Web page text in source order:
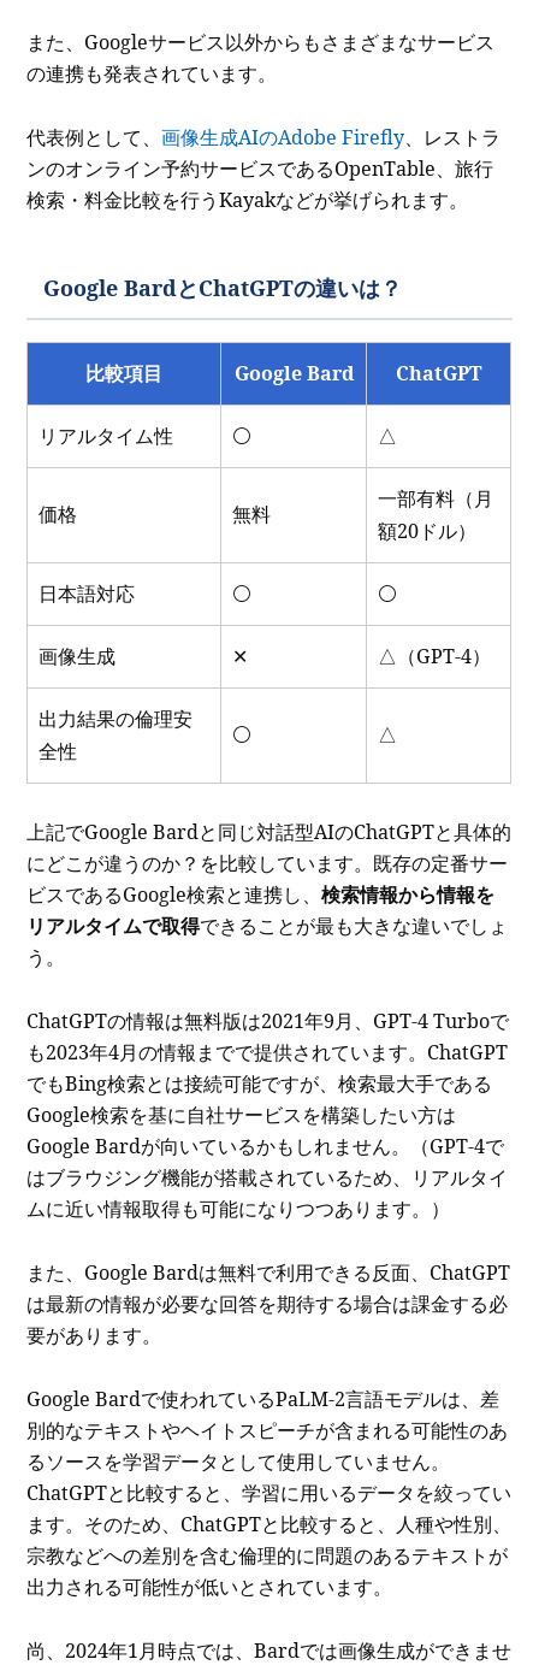
また、Googleサービス以外からもさまざまなサービス
の連携も発表されています。
代表例として、画像生成AIのAdobe Firefly、レストラ
ンのオンライン予約サービスであるOpenTable、旅行
検索・料金比較を行うKayakなどが挙げられます。
Google BardとChatGPTの違いは？
比較項目 Google Bard ChatGPT
リアルタイム性 ⚪️ △
価格 無料
一部有料（月
額20ドル）
日本語対応 ⚪️ ⚪️
画像生成 ✕ △（GPT-4）
出力結果の倫理安
全性
⚪️ △
上記でGoogle Bardと同じ対話型AIのChatGPTと具体的
にどこが違うのか？を比較しています。既存の定番サー
ビスであるGoogle検索と連携し、検索情報から情報を
リアルタイムで取得できることが最も大きな違いでしょ
う。
ChatGPTの情報は無料版は2021年9月、GPT-4 Turboで
も2023年4月の情報までで提供されています。ChatGPT
でもBing検索とは接続可能ですが、検索最大手である
Google検索を基に自社サービスを構築したい方は
Google Bardが向いているかもしれません。（GPT-4で
はブラウジング機能が搭載されているため、リアルタイ
ムに近い情報取得も可能になりつつあります。）
また、Google Bardは無料で利用できる反面、ChatGPT
は最新の情報が必要な回答を期待する場合は課金する必
要があります。
Google Bardで使われているPaLM-2言語モデルは、差
別的なテキストやヘイトスピーチが含まれる可能性のあ
るソースを学習データとして使用していません。
ChatGPTと比較すると、学習に用いるデータを絞ってい
ます。そのため、ChatGPTと比較すると、人種や性別、
宗教などへの差別を含む倫理的に問題のあるテキストが
出力される可能性が低いとされています。
尚、2024年1月時点では、Bardでは画像生成ができませ